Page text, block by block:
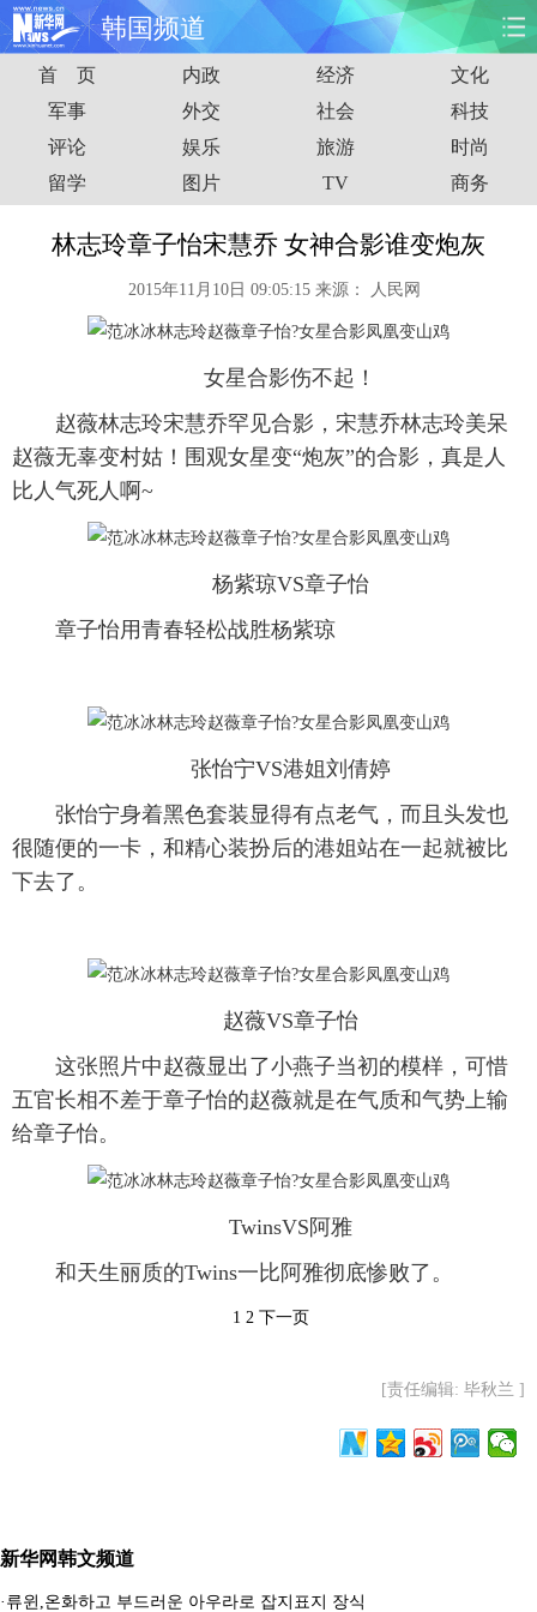
韩国频道
首页 时政 国际 财经
娱乐 体育 人事 教育
时尚 思客 地方 法治
能源 房产
视频 彩票
旅游 健康 信息化 数据
摄影 新华广播
新华电视中文 新华电视英文
首 页 内政 经济
文化
军事
外交 社会
科技
评论
娱乐 旅游
时尚
留学
图片 TV 商务
林志玲章子怡宋慧乔 女神合影谁变炮灰
2015年11月10日 09:05:15 来源： 人民网
女星合影伤不起！
赵薇林志玲宋慧乔罕见合影，宋慧乔林志玲美呆
赵薇无辜变村姑！围观女星变“炮灰”的合影，真是人
比人气死人啊~
杨紫琼VS章子怡
章子怡用青春轻松战胜杨紫琼
张怡宁VS港姐刘倩婷
张怡宁身着黑色套装显得有点老气，而且头发也
很随便的一卡，和精心装扮后的港姐站在一起就被比
下去了。
赵薇VS章子怡
这张照片中赵薇显出了小燕子当初的模样，可惜
五官长相不差于章子怡的赵薇就是在气质和气势上输
给章子怡。
TwinsVS阿雅
和天生丽质的Twins一比阿雅彻底惨败了。
1 2 下一页
[责任编辑: 毕秋兰 ]
新华网韩文频道
· 류윈,온화하고 부드러운 아우라로 잡지표지 장식